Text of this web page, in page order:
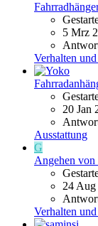
5 Mrz
Verhalten
20 Jan
Ausstattung
G
Angehen von
24
Verhalten